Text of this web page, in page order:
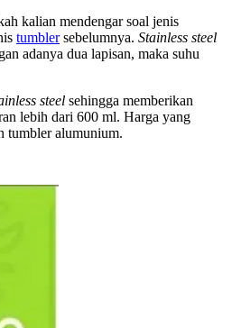
kalian mendengar soal jenis
tumblersebelumnya. Stainless steel
adanya dua lapisan, maka suhu
steel sehingga memberikan
lebih dari 600 ml. Harga yang
tumbler alumunium.